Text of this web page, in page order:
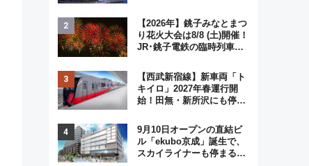
ジュアルパーティープラン
【2026年】銚子みなとまつ
り花火大会は8/8 (土)開催！
JR･銚子電鉄の臨時列車や
く8,000発の大迫力＆屋台
を満喫
【西武新宿線】新車両「ト
キイロ」2027年春運行開
始！田無・新所沢にも停
弾」も
9月10日オープンの直結ビ
ル「ekubo京成」誕生で、
スカイライナーも停まる巨